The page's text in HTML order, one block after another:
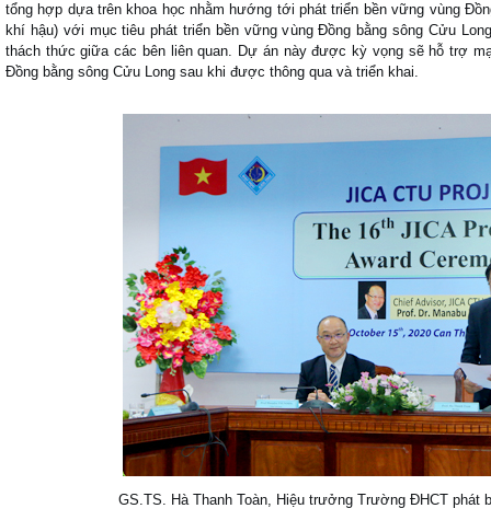
tổng hợp dựa trên khoa học nhằm hướng tới phát triển bền vững vùng
khí hậu) với mục tiêu phát triển bền vững vùng Đồng bằng sông Cửu
thách thức giữa các bên liên quan. Dự án này được kỳ vọng sẽ hỗ trợ
Đồng bằng sông Cửu Long sau khi được thông qua và triển khai.
GS.TS. Hà Thanh Toàn, Hiệu trưởng Trường ĐHCT phát